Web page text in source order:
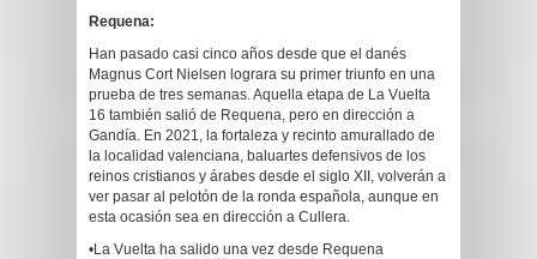
Requena:
Han pasado casi cinco años desde que el danés
Magnus Cort Nielsen lograra su primer triunfo en una
prueba de tres semanas. Aquella etapa de La Vuelta
16 también salió de Requena, pero en dirección a
Gandía. En 2021, la fortaleza y recinto amurallado de
la localidad valenciana, baluartes defensivos de los
reinos cristianos y árabes desde el siglo XII, volverán a
ver pasar al pelotón de la ronda española, aunque en
esta ocasión sea en dirección a Cullera.
•La Vuelta ha salido una vez desde Requena